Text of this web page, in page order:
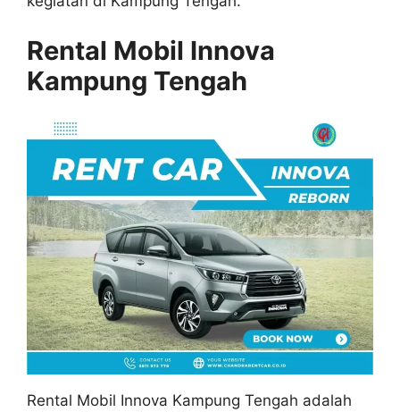
Rental Mobil Innova
Kampung Tengah
Rental Mobil Innova Kampung Tengah adalah